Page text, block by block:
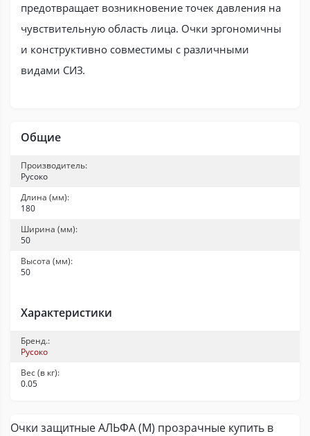
предотвращает возникновение точек давления на
чувствительную область лица. Очки эргономичны
и конструктивно совместимы с различными
видами СИЗ.
Общие
Производитель:
Русоко
Длина (мм):
180
Ширина (мм):
50
Высота (мм):
50
Характеристики
Бренд.:
Русоко
Вес (в кг):
0.05
Очки защитные АЛЬФА (М) прозрачные купить в